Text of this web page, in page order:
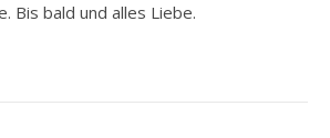
Bis bald und alles Liebe.